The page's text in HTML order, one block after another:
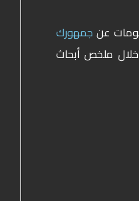
عن جمهورك
ملخص أبحاث